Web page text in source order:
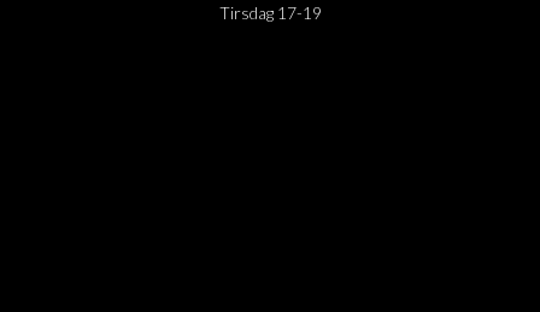
Tirsdag 17-19